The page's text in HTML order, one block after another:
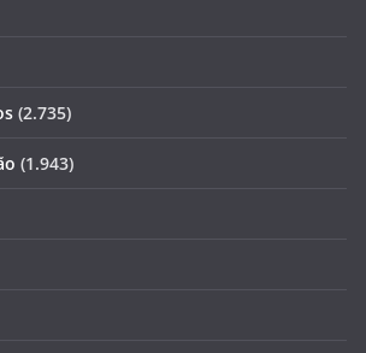
(2.735)
(1.943)